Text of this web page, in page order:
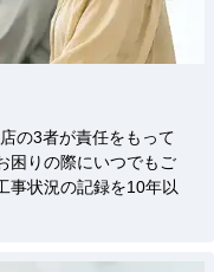
の3者が責任をもって
困りの際にいつでもご
事状況の記録を10年以